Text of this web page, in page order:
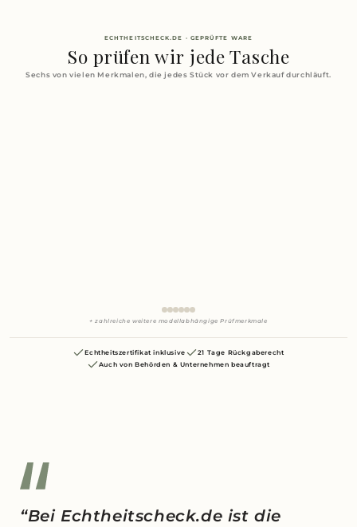
ECHTHEITSCHECK.DE · GEPRÜFTE WARE
So prüfen wir jede Tasche
Sechs von vielen Merkmalen, die jedes Stück vor dem Verkauf durchläuft.
+ zahlreiche weitere modellabhängige Prüfmerkmale
Echtheitszertifikat inklusive
21 Tage Rückgaberecht
Auch von Behörden & Unternehmen beauftragt
“Bei Echtheitscheck.de ist die